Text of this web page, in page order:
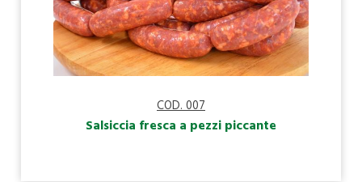
COD. 007
Salsiccia fresca a pezzi piccante